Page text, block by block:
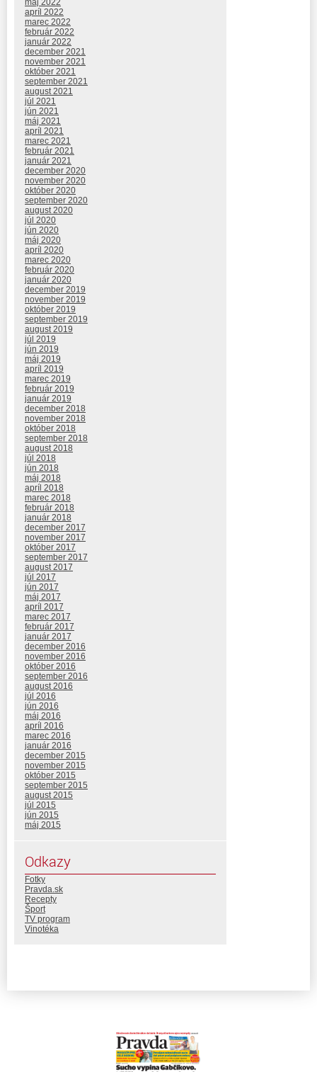
máj 2022
apríl 2022
marec 2022
február 2022
január 2022
december 2021
november 2021
október 2021
september 2021
august 2021
júl 2021
jún 2021
máj 2021
apríl 2021
marec 2021
február 2021
január 2021
december 2020
november 2020
október 2020
september 2020
august 2020
júl 2020
jún 2020
máj 2020
apríl 2020
marec 2020
február 2020
január 2020
december 2019
november 2019
október 2019
september 2019
august 2019
júl 2019
jún 2019
máj 2019
apríl 2019
marec 2019
február 2019
január 2019
december 2018
november 2018
október 2018
september 2018
august 2018
júl 2018
jún 2018
máj 2018
apríl 2018
marec 2018
február 2018
január 2018
december 2017
november 2017
október 2017
september 2017
august 2017
júl 2017
jún 2017
máj 2017
apríl 2017
marec 2017
február 2017
január 2017
december 2016
november 2016
október 2016
september 2016
august 2016
júl 2016
jún 2016
máj 2016
apríl 2016
marec 2016
január 2016
december 2015
november 2015
október 2015
september 2015
august 2015
júl 2015
jún 2015
máj 2015
Odkazy
Fotky
Pravda.sk
Recepty
Šport
TV program
Vinotéka